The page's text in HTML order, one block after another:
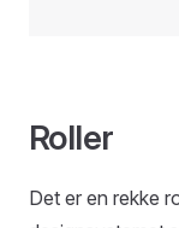
Roller
Det er en rekke